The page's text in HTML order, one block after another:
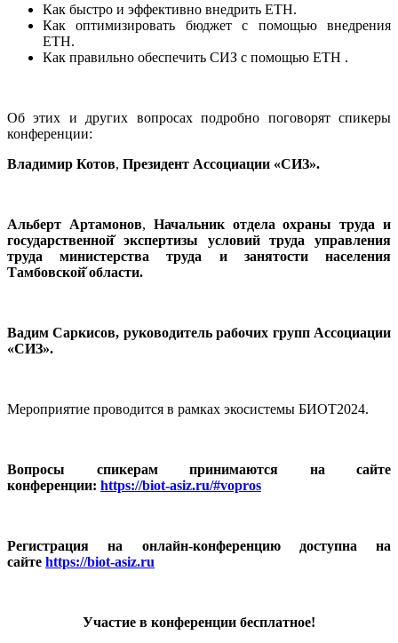
Как быстро и эффективно внедрить ЕТН.
Как оптимизировать бюджет с помощью внедрения
ЕТН.
Как правильно обеспечить СИЗ с помощью ЕТН .
Об этих и других вопросах подробно поговорят спикеры
конференции:
Владимир Котов, Президент Ассоциации «СИЗ».
Альберт Артамонов, Начальник отдела охраны труда и
государственной̆ экспертизы условий труда управления
труда министерства труда и занятости населения
Тамбовской̆ области.
Вадим Саркисов, руководитель рабочих групп Ассоциации
«СИЗ».
Мероприятие проводится в рамках экосистемы БИОТ2024.
Вопросы спикерам принимаются на сайте
конференции: https://biot-asiz.ru/#vopros
Регистрация на онлайн-конференцию доступна на
сайте https://biot-asiz.ru
Участие в конференции бесплатное!